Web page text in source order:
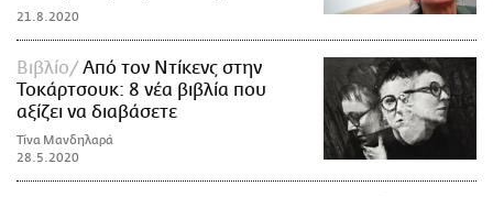
21.8.2020
Βιβλίο
Από τον Ντίκενς στην
Τοκάρτσουκ: 8 νέα βιβλία που
αξίζει να διαβάσετε
Τίνα Μανδηλαρά
28.5.2020